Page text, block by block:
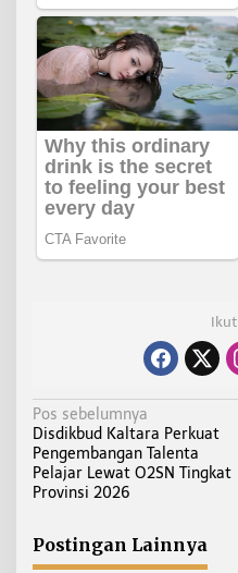
N
a
v
i
a
Pos sebelumnya
Disdikbud Kaltara Perkuat
Pengembangan Talenta
Pelajar Lewat O2SN Tingkat
Provinsi 2026
Postingan Lainnya